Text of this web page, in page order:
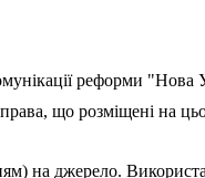
реформи
що розміщені на
на джерело.